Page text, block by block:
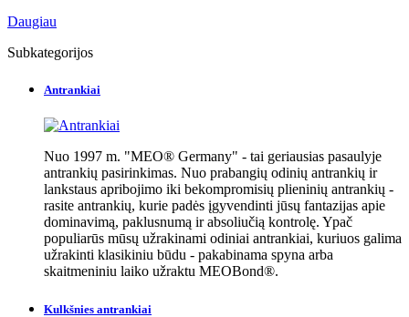
Daugiau
Subkategorijos
Antrankiai
Nuo 1997 m. "MEO® Germany" - tai geriausias pasaulyje
antrankių pasirinkimas. Nuo prabangių odinių antrankių ir
lankstaus apribojimo iki bekompromisių plieninių antrankių -
rasite antrankių, kurie padės įgyvendinti jūsų fantazijas apie
dominavimą, paklusnumą ir absoliučią kontrolę. Ypač
populiarūs mūsų užrakinami odiniai antrankiai, kuriuos galima
užrakinti klasikiniu būdu - pakabinama spyna arba
skaitmeniniu laiko užraktu MEOBond®.
Kulkšnies antrankiai